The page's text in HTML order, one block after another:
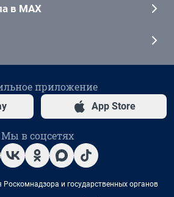
в MAX
приложение
App Store
Мы в соцсетях
и государственных органов